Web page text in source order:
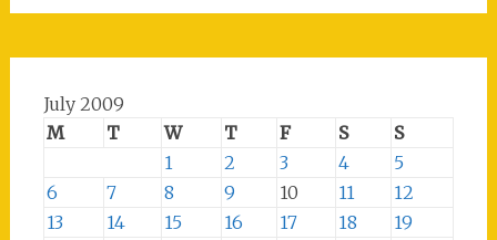
July 2009
M
T W T F S
S
1
2 3 4
5
6
7 8 9 10 11
12
13
14 15 16 17 18
19